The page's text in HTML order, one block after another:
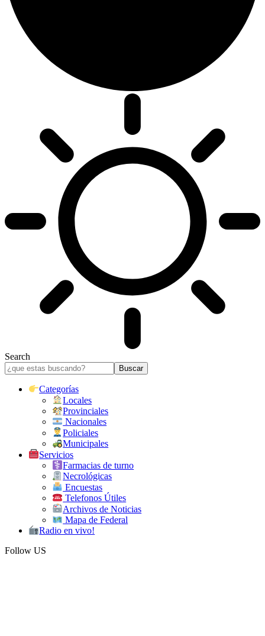
Search
Categorías
Locales
Provinciales
Nacionales
Policiales
Municipales
Servicios
Farmacias de turno
Necrológicas
Encuestas
Telefonos Útiles
Archivos de Noticias
Mapa de Federal
Radio en vivo!
Follow US